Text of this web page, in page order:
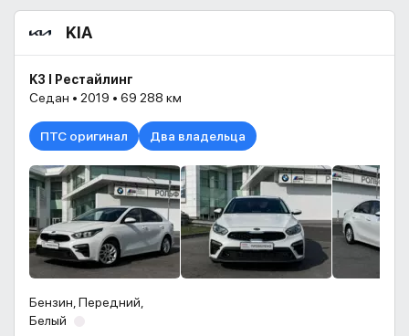
KIA
K3 I Рестайлинг
Седан • 2019 • 69 288 км
ПТС оригинал Два владельца
Бензин, Передний,
Белый